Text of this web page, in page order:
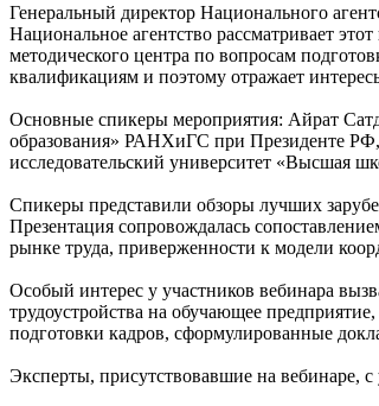
Генеральный директор Национального
Национальное агентство рассматривает
методического центра по вопросам
квалификациям и поэтому отражает
Основные спикеры мероприятия: Айрат
образования» РАНХиГС при Президенте
исследовательский университет «Высшая
Спикеры представили обзоры лучших
Презентация сопровождалась
рынке труда, приверженности к модели
Особый интерес у участников вебинара
трудоустройства на обучающее
подготовки кадров, сформулированные
Эксперты, присутствовавшие на вебинаре,